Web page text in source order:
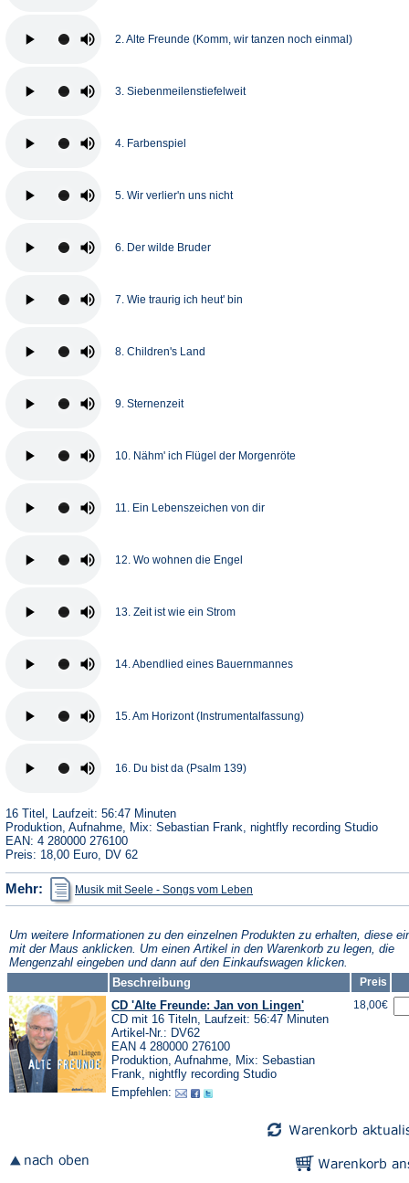
2. Alte Freunde (Komm, wir tanzen noch einmal)
3. Siebenmeilenstiefelweit
4. Farbenspiel
5. Wir verlier'n uns nicht
6. Der wilde Bruder
7. Wie traurig ich heut' bin
8. Children's Land
9. Sternenzeit
10. Nähm' ich Flügel der Morgenröte
11. Ein Lebenszeichen von dir
12. Wo wohnen die Engel
13. Zeit ist wie ein Strom
14. Abendlied eines Bauernmannes
15. Am Horizont (Instrumentalfassung)
16. Du bist da (Psalm 139)
16 Titel, Laufzeit: 56:47 Minuten
Produktion, Aufnahme, Mix: Sebastian Frank, nightfly recording Studio
EAN: 4 280000 276100
Preis: 18,00 Euro, DV 62
Mehr: Musik mit Seele - Songs vom Lebenin
einem
Tab)
Um weitere Informationen zu den einzelnen Produkten zu erhalten, diese
mit der Maus anklicken. Um einen Artikel in den Warenkorb zu legen, die
Mengenzahl eingeben und dann auf den Einkaufswagen klicken.
Beschreibung
Preis
CD 'Alte Freunde: Jan von Lingen'
CD mit 16 Titeln, Laufzeit: 56:47 Minuten
Artikel-Nr.: DV62
EAN 4 280000 276100
Produktion, Aufnahme, Mix: Sebastian
Frank, nightfly recording Studio
Empfehlen:
18,00€